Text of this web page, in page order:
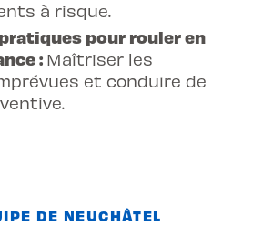
à risque.
pour rouler en
: Maîtriser les
et conduire de
DE NEUCHÂTEL